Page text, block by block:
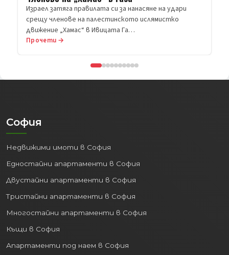
които очертават една изключително
перспективна картина за имотния
пазар.
доходите и
покупателната
устойчивостта на един имотен пазар
населението. Данните за Пловдив тук
са повече от впечатляващи. Средната
лица в областта бележи огромен ръст
– от 14 171 лв. през 2020 г. до
през 2024 г.Това увеличение от близо
местното население разполага с все
повече средства. За вас като
Израел затяга правилата си за нанасяне на удари
срещу членове на палестинското ислямистко
движение „Хамас“ в Ивицата Га…
Прочети →
София
Недвижими имоти в София
Едностайни апартаменти в София
Двустайни апартаменти в София
Тристайни апартаменти в София
Многостайни апартаменти в София
Къщи в София
Апартаменти под наем в София